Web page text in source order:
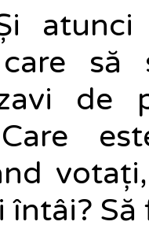
să
de
întâi?